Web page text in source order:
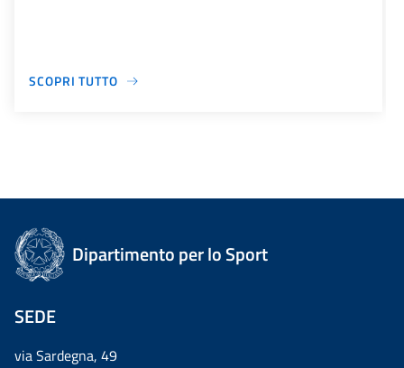
SCOPRI TUTTO
Dipartimento per lo Sport
SEDE
via Sardegna, 49